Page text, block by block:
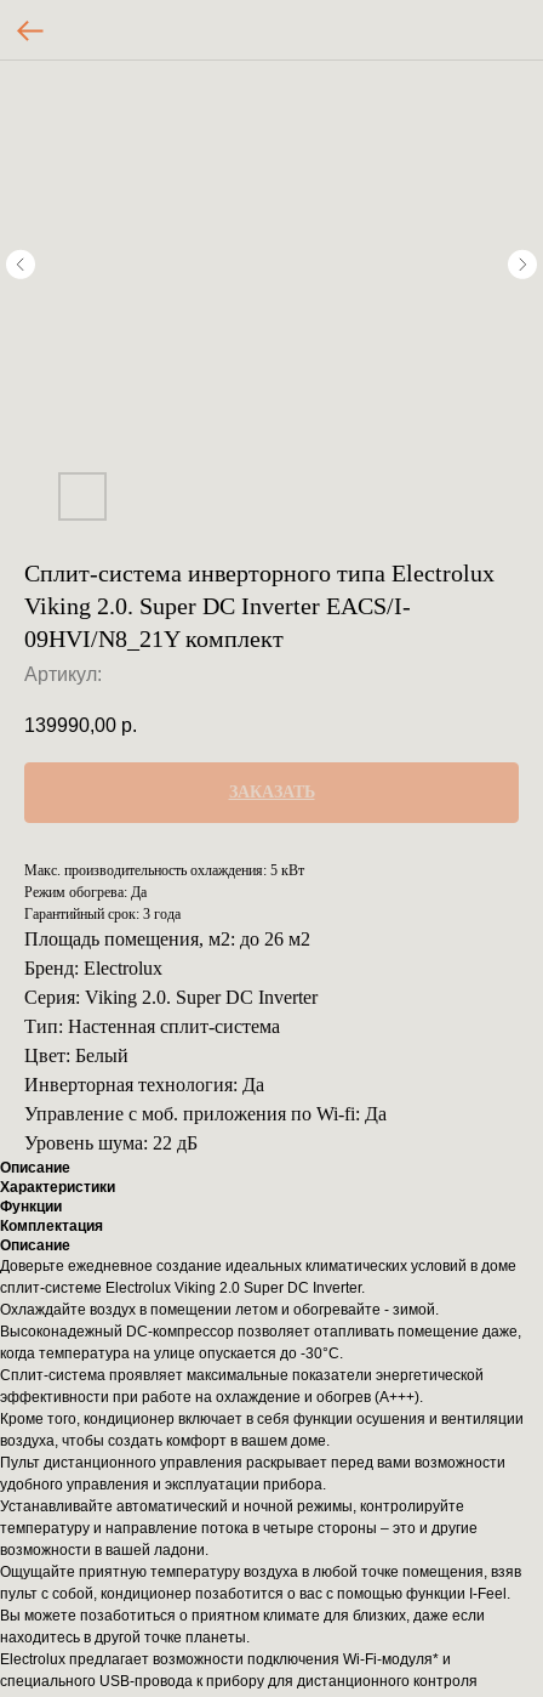
Сплит-система инверторного типа Electrolux
Viking 2.0. Super DC Inverter EACS/I-
09HVI/N8_21Y комплект
Артикул:
139990,00 р.
ЗАКАЗАТЬ
Макс. производительность охлаждения: 5 кВт
Режим обогрева: Да
Гарантийный срок: 3 года
Площадь помещения, м2: до 26 м2
Бренд: Electrolux
Серия: Viking 2.0. Super DC Inverter
Тип: Настенная сплит-система
Цвет: Белый
Инверторная технология: Да
Управление с моб. приложения по Wi-fi: Да
Уровень шума: 22 дБ
Описание
Характеристики
Функции
Комплектация
Описание
Доверьте ежедневное создание идеальных климатических условий в доме
сплит-системе Electrolux Viking 2.0 Super DC Inverter.
Охлаждайте воздух в помещении летом и обогревайте - зимой.
Высоконадежный DC-компрессор позволяет отапливать помещение даже,
когда температура на улице опускается до -30°С.
Сплит-система проявляет максимальные показатели энергетической
эффективности при работе на охлаждение и обогрев (A+++).
Кроме того, кондиционер включает в себя функции осушения и вентиляции
воздуха, чтобы создать комфорт в вашем доме.
Пульт дистанционного управления раскрывает перед вами возможности
удобного управления и эксплуатации прибора.
Устанавливайте автоматический и ночной режимы, контролируйте
температуру и направление потока в четыре стороны – это и другие
возможности в вашей ладони.
Ощущайте приятную температуру воздуха в любой точке помещения, взяв
пульт с собой, кондиционер позаботится о вас с помощью функции I-Feel.
Вы можете позаботиться о приятном климате для близких, даже если
находитесь в другой точке планеты.
Electrolux предлагает возможности подключения Wi-Fi-модуля* и
специального USB-провода к прибору для дистанционного контроля